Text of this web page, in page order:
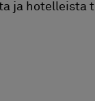
ja hotelleista